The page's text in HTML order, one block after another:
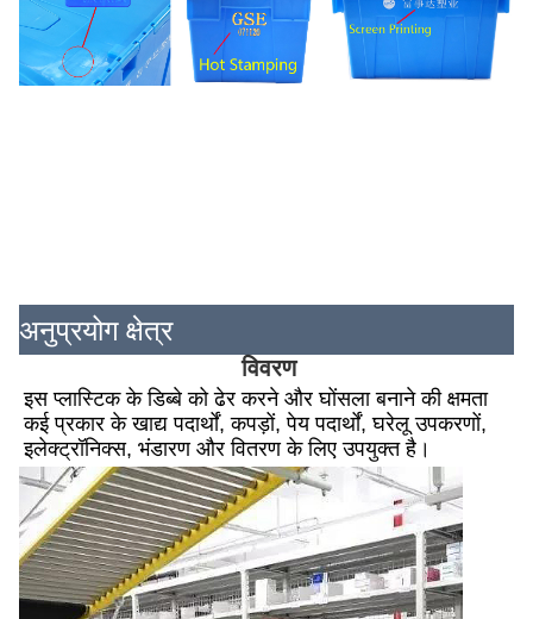
अनुप्रयोग क्षेत्र
विवरण
इस प्लास्टिक के डिब्बे को ढेर करने और घोंसला बनाने की क्षमता
कई प्रकार के खाद्य पदार्थों, कपड़ों, पेय पदार्थों, घरेलू उपकरणों,
इलेक्ट्रॉनिक्स, भंडारण और वितरण के लिए उपयुक्त है।